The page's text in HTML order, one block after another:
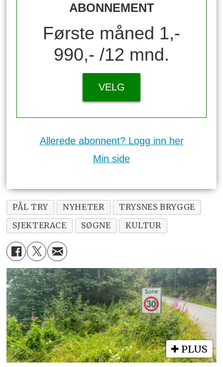
ABONNEMENT
Første måned 1,-
990,- /12 mnd.
VELG
Allerede abonnent? Logg inn her
Min side
PÅL TRY NYHETER
TRYSNES BRYGGE
SJEKTERACE
SØGNE KULTUR
PLUS